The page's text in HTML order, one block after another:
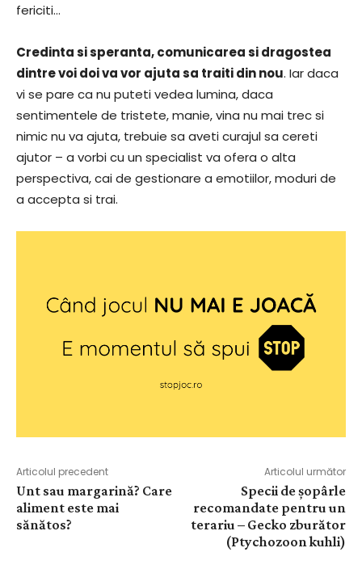
fericiti…
Credinta si speranta, comunicarea si dragostea
dintre voi doi va vor ajuta sa traiti din nou. Iar daca
vi se pare ca nu puteti vedea lumina, daca
sentimentele de tristete, manie, vina nu mai trec si
nimic nu va ajuta, trebuie sa aveti curajul sa cereti
ajutor – a vorbi cu un specialist va ofera o alta
perspectiva, cai de gestionare a emotiilor, moduri de
a accepta si trai.
Articolul precedent
Unt sau margarină? Care
aliment este mai
sănătos?
Articolul următor
Specii de șopârle
recomandate pentru un
terariu – Gecko zburător
(Ptychozoon kuhli)